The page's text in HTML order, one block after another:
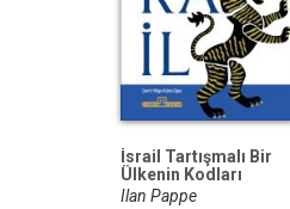
İsrail Tartışmalı Bir
Ülkenin Kodları
Ilan Pappe